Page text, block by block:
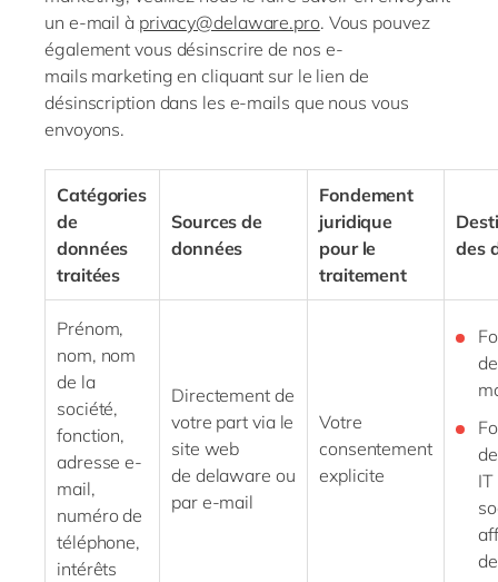
un e-mail à privacy@delaware.pro. Vous pouvez
également vous désinscrire de nos e-
mails marketing en cliquant sur le lien de
désinscription dans les e-mails que nous vous
envoyons.
Catégories
de
données
traitées
Sources de
données
Fondement
juridique
pour le
traitement
des
Prénom,
nom, nom
de la
société,
fonction,
adressee-
mail,
numéro de
téléphone,
intérêts
Directement de
votre part via le
site web
de delaware ou
par e-mail
Votre
consentement
explicite
IT